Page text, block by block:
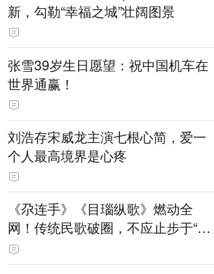
新，勾勒“幸福之城”壮阔图景
张雪39岁生日愿望：祝中国机车在
世界通赢！
刘浩存宋威龙主演七根心简，爱一
个人最高境界是心疼
《尕连手》《目瑙纵歌》燃动全
网！传统民歌破圈，不应止步于“上
头”